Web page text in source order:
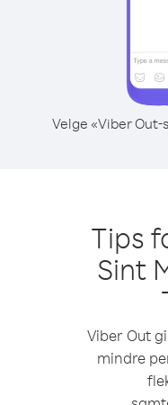
Velge «Viber
Tips
Sint
Viber Out
mindre